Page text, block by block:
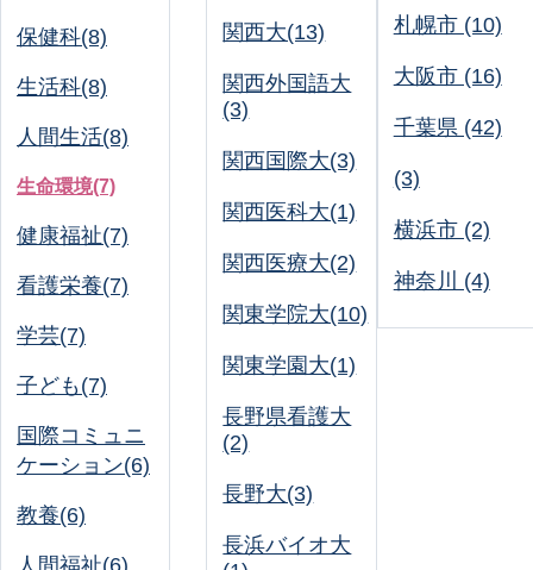
保健科(8)
生活科(8)
人間生活(8)
生命環境(7)
健康福祉(7)
看護栄養(7)
学芸(7)
子ども(7)
国際コミュニ
ケーション(6)
教養(6)
人間福祉(6)
関西大(13)
関西外国語大
(3)
関西国際大(3)
関西医科大(1)
関西医療大(2)
関東学院大(10)
関東学園大(1)
長野県看護大
(2)
長野大(3)
長浜バイオ大
札幌市 (10)
大阪市 (16)
千葉県 (42)
(3)
横浜市 (2)
神奈川 (4)